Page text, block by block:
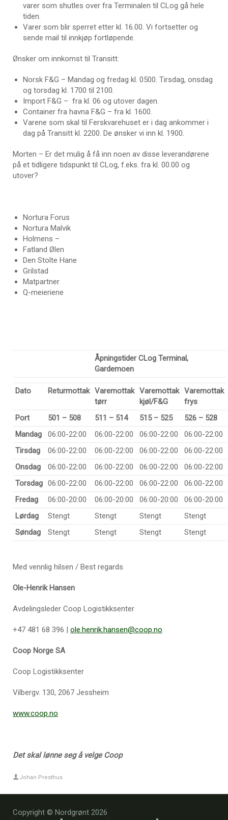
varer som shutles over fra Terminalen til CLog gå hele
tiden.
Varer som blir sperret etter kl. 16.00. Vi fortsetter og
sende mail til innkjøp fortløpende.
Ønsker om innkomst til Transitt:
Norsk F&G – Mandag og fredag kl. 0500. Tirsdag, onsdag
og torsdag kl. 1700 til 2100.
Import F&G – fra kl. 06 og utover dagen.
Container fra havna F&G – fra kl. 1600.
Varene som skal til Ferskvarehuset er i dag ankommer i
dag på Transitt kl. 2200. De ønsker vi inn kl. 1900.
Morten – Er det mulig å få inn noen av disse leverandørene
på et tidligere tidspunkt til CLog, f.eks. fra kl. 00.00 og
utover?
Nortura Forus
Nortura Malvik
Holmens –
Fatland Ølen
Den Stolte Hane
Grilstad
Matpartner
Q-meieriene
Åpningstider CLog Terminal,
Gardemoen
Dato Returmottak Varemottak
tørr
Varemottak
kjøl/F&G
Varemottak
frys
Port
501 – 508 511 – 514 515 – 525
526 – 528
Mandag
06:00-22:00 06:00-22:00 06:00-22:00
06:00-22:00
Tirsdag
06:00-22:00 06:00-22:00 06:00-22:00
06:00-22:00
Onsdag
06:00-22:00 06:00-22:00 06:00-22:00
06:00-22:00
Torsdag 06:00-22:00 06:00-22:00 06:00-22:00
06:00-22:00
Fredag
06:00-20:00 06:00-20:00 06:00-20:00
06:00-20:00
Lørdag
Stengt Stengt Stengt
Stengt
Søndag
Stengt Stengt Stengt Stengt
Med vennlig hilsen / Best regards
Ole-Henrik Hansen
Avdelingsleder Coop Logistikksenter
+47 481 68 396 | ole.henrik.hansen@coop.no
Coop Norge SA
Coop Logistikksenter
Vilbergv. 130, 2067 Jessheim
www.coop.no
Det skal lønne seg å velge Coop
Johan Presthus
Copyright © Nordgrønt 2026